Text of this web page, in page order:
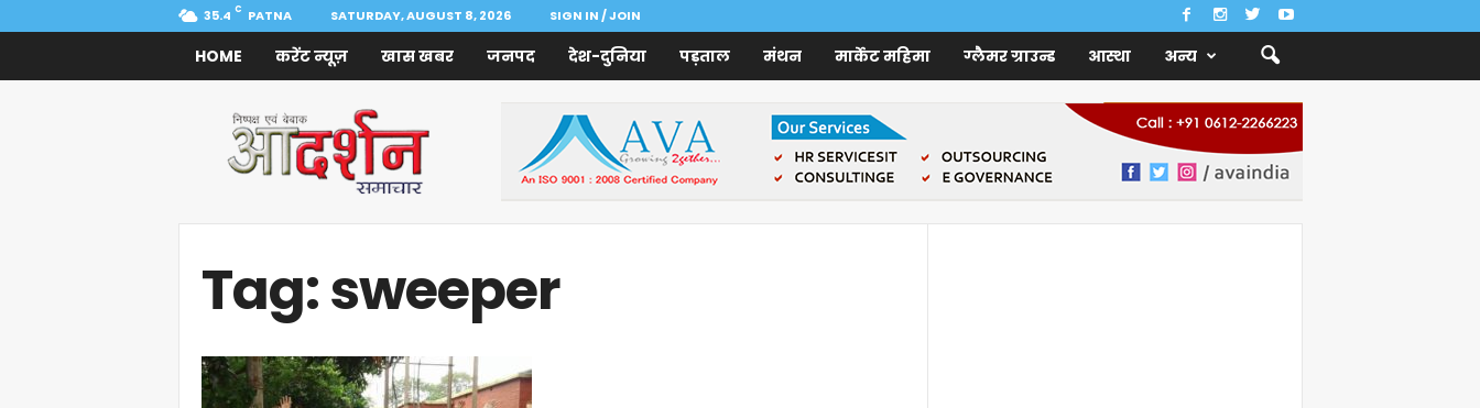
35.4 C PATNA SATURDAY, AUGUST 8, 2026 SIGN IN / JOIN
HOME करेंट न्यूज़ खास खबर जनपद देश-दुनिया पड़ताल मंथन मार्केट महिमा ग्लैमर ग्राउन्ड आस्था अन्य
Samachar
Tag: sweeper